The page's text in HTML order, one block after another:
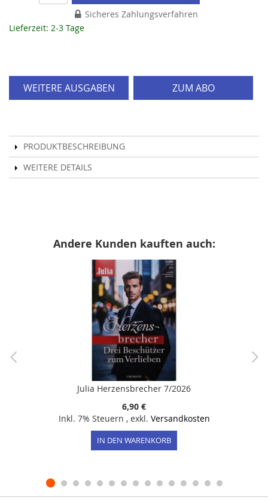
Sicheres Zahlungsverfahren
Lieferzeit: 2-3 Tage
WEITERE AUSGABEN ZUM ABO
PRODUKTBESCHREIBUNG
WEITERE DETAILS
Andere Kunden kauften auch:
Julia Herzensbrecher 7/2026
6,90 €
Inkl. 7% Steuern , exkl. Versandkosten
IN DEN WARENKORB